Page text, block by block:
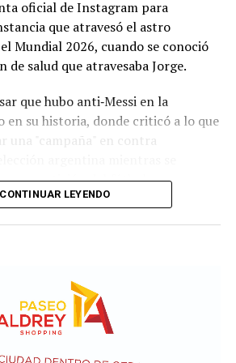
información sobre lossalarios
país para distintos roles
1.500.000 pesos argentinos;
uruguayos; y 600.000 pesos
pesos uruguayos; y 590.300
Junior:1.800.000 pesos
aclara que estos valores son de
las remuneraciones varían según
encuentran por encima de los
de la calificación, del nivel
oficial de Instagram para
que atravesó el astro
Mundial 2026, cuando se conoció
de salud que atravesaba Jorge.
que hubo anti‑Messi en la
en su historia, donde criticó a lo que
una "campaña" en contra
competición del fútbol.
CONTINUAR LEYENDO